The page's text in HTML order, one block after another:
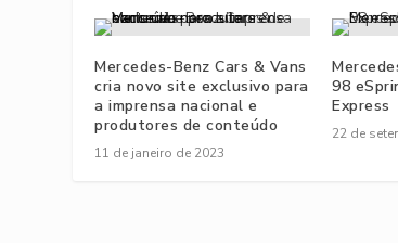
Mercedes-Benz Cars & Vans
cria novo site exclusivo para
a imprensa nacional e
produtores de conteúdo
11 de janeiro de 2023
98
Express
22 de